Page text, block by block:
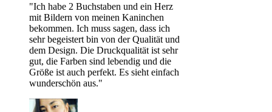
"Ich habe 2 Buchstaben und ein Herz
mit Bildern von meinen Kaninchen
bekommen. Ich muss sagen, dass ich
sehr begeistert bin von der Qualität und
dem Design. Die Druckqualität ist sehr
gut, die Farben sind lebendig und die
Größe ist auch perfekt. Es sieht einfach
wunderschön aus."